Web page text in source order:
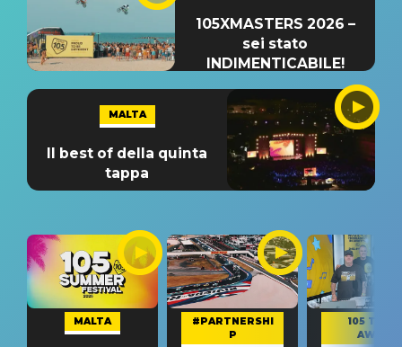
105XMASTERS 2026 –
sei stato
INDIMENTICABILE!
MALTA
Il best of della quinta
tappa
MALTA
#PARTNERSHI
P
105 TAKE
AWAY